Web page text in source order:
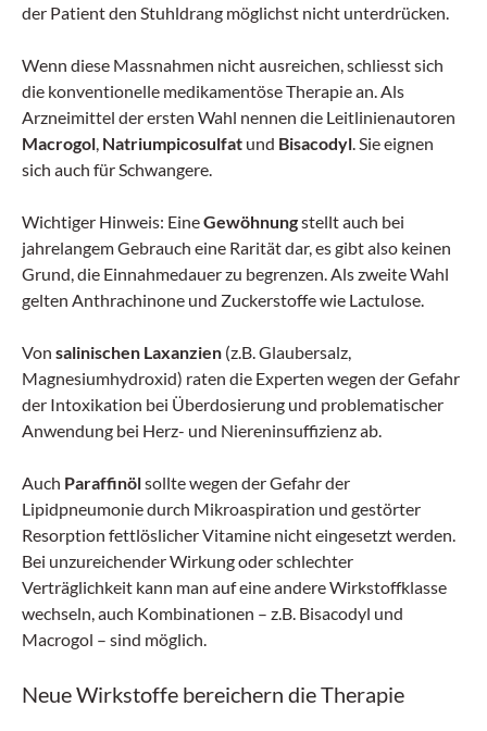
der Patient den Stuhldrang möglichst nicht unterdrücken.
Wenn diese Massnahmen nicht ausreichen, schliesst sich
die konventionelle medikamentöse Therapie an. Als
Arzneimittel der ersten Wahl nennen die Leitlinienautoren
Macrogol Natriumpicosulfat und Bisacodyl . Sie eignen
sich auch für Schwangere.
Wichtiger Hinweis: EineGewöhnungstellt auch bei
jahrelangem Gebrauch eine Rarität dar, es gibt also keinen
Grund, die Einnahmedauer zu begrenzen. Als zweite Wahl
gelten Anthrachinone und Zuckerstoffe wie Lactulose.
Von salinischen Laxanzien (z.B. Glaubersalz,
Magnesiumhydroxid) raten die Experten wegen der Gefahr
der Intoxikation bei Überdosierung und problematischer
Anwendung bei Herz- und Niereninsuffizienz ab.
Auch Paraffinölsollte wegen der Gefahr der
Lipidpneumonie durch Mikroaspiration und gestörter
Resorption fettlöslicher Vitamine nicht eingesetzt werden.
Bei unzureichender Wirkung oder schlechter
Verträglichkeit kann man auf eine andere Wirkstoffklasse
wechseln, auch Kombinationen – z.B. Bisacodyl und
Macrogol – sind möglich.
Neue Wirkstoffe bereichern die Therapie